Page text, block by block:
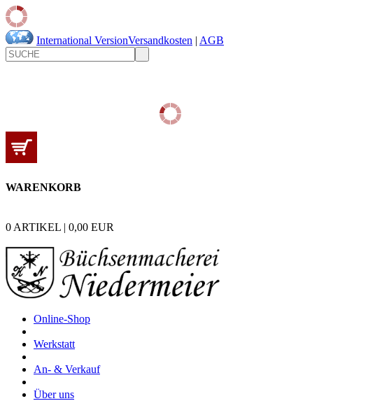
International VersionVersandkosten | AGB
WARENKORB
0 ARTIKEL | 0,00 EUR
Online-Shop
Werkstatt
An- & Verkauf
Über uns